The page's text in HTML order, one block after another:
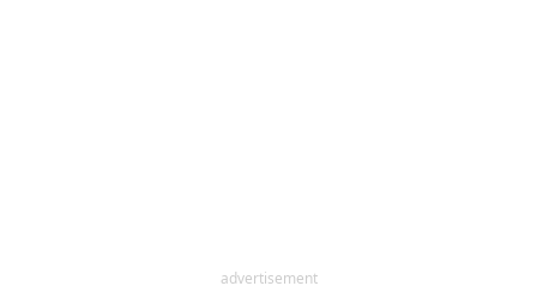
advertisement